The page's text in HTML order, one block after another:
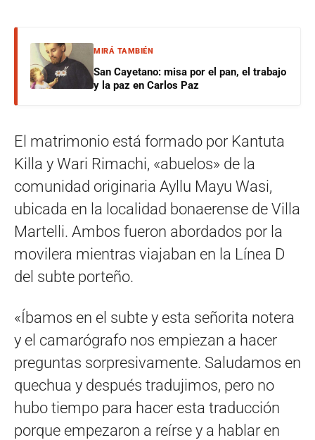
MIRÁ TAMBIÉN
San Cayetano: misa por el pan, el trabajo
y la paz en Carlos Paz
El matrimonio está formado por Kantuta
Killa y Wari Rimachi, «abuelos» de la
comunidad originaria Ayllu Mayu Wasi,
ubicada en la localidad bonaerense de Villa
Martelli. Ambos fueron abordados por la
movilera mientras viajaban en la Línea D
del subte porteño.
«Íbamos en el subte y esta señorita notera
y el camarógrafo nos empiezan a hacer
preguntas sorpresivamente. Saludamos en
quechua y después tradujimos, pero no
hubo tiempo para hacer esta traducción
porque empezaron a reírse y a hablar en